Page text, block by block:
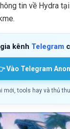
tin về Hydra
kênh Telegram
Vào Telegram
mới, tools hay và thủ